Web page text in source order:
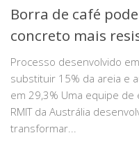
Borra de café
concreto mais
Processo desenvolvido
substituir 15% da areia e
em 29,3% Uma equipe
RMIT da Austrália
transformar...